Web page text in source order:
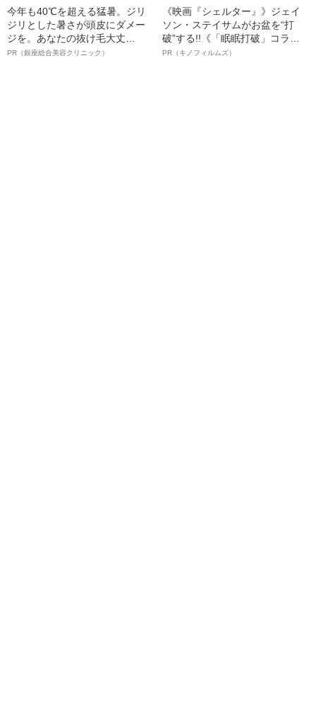
今年も40℃を超える猛暑。ジリ
ジリとした暑さが頭皮にダメー
ジを。あなたの抜け毛大丈
夫！？
PR（銀座総合美容クリニック）
《映画『シェルター』》ジェイ
ソン・ステイサムがお盆を“打
破”する!!《「眠眠打破」コラ
ボ》
PR（キノフィルムズ）